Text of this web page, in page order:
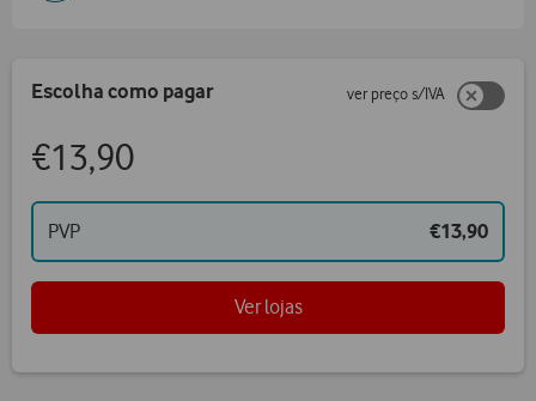
Escolha como pagar ver preço s/IVA
€13,90
PVP €13,90
Ver lojas